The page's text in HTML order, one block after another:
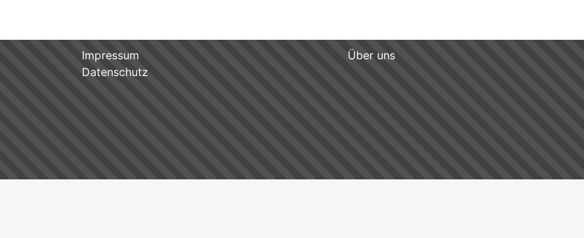
Impressum
Über uns
Datenschutz